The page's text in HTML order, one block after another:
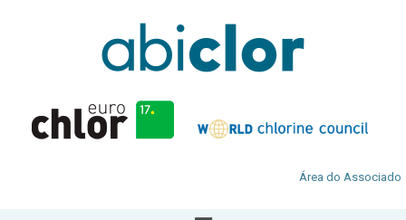
Área do Associado